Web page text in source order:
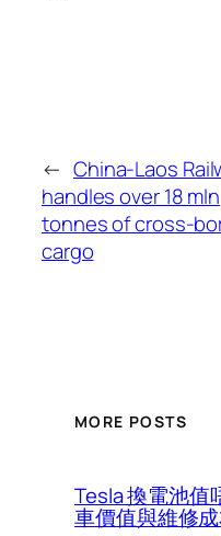
← China-Laos
handles over 18 mln
tonnes of cross-
cargo
MORE POSTS
Tesla 換電池值
車價值與維修